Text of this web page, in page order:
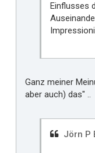
Einflusses
Ganz meiner
aber auch) das" ..
Jörn P